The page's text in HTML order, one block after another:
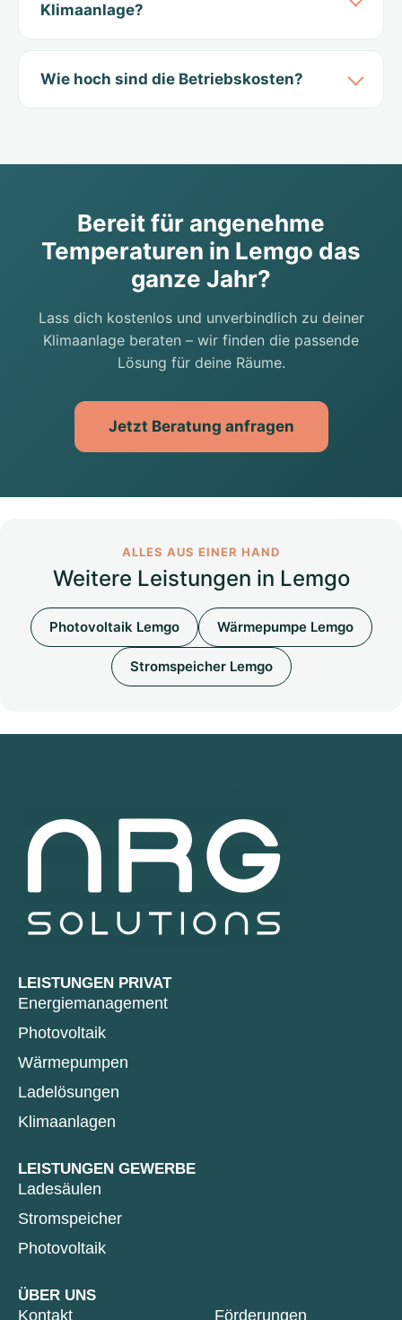
Klimaanlage?
Wie hoch sind die Betriebskosten?
Bereit für angenehme
Temperaturen in Lemgo das
ganze Jahr?
Lass dich kostenlos und unverbindlich zu deiner
Klimaanlage beraten – wir finden die passende
Lösung für deine Räume.
Jetzt Beratung anfragen
ALLES AUS EINER HAND
Weitere Leistungen in Lemgo
Photovoltaik Lemgo Wärmepumpe Lemgo
Stromspeicher Lemgo
LEISTUNGEN PRIVAT
Energiemanagement
Photovoltaik
Wärmepumpen
Ladelösungen
Klimaanlagen
LEISTUNGEN GEWERBE
Ladesäulen
Stromspeicher
Photovoltaik
ÜBER UNS
Kontakt Förderungen